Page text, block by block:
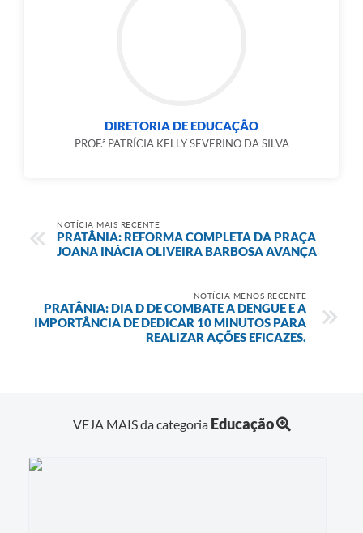
DIRETORIA DE EDUCAÇÃO
PROF.ª PATRÍCIA KELLY SEVERINO DA SILVA
NOTÍCIA MAIS RECENTE
PRATÂNIA: REFORMA COMPLETA DA PRAÇA
JOANA INÁCIA OLIVEIRA BARBOSA AVANÇA
NOTÍCIA MENOS RECENTE
PRATÂNIA: DIA D DE COMBATE A DENGUE E A
IMPORTÂNCIA DE DEDICAR 10 MINUTOS PARA
REALIZAR AÇÕES EFICAZES.
VEJA MAIS da categoria Educação